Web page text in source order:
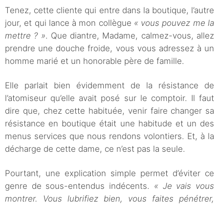
Tenez, cette cliente qui entre dans la boutique, l’autre
jour, et qui lance à mon collègue « vous pouvez me la
mettre ? ». Que diantre, Madame, calmez-vous, allez
prendre une douche froide, vous vous adressez à un
homme marié et un honorable père de famille.
Elle parlait bien évidemment de la résistance de
l’atomiseur qu’elle avait posé sur le comptoir. Il faut
dire que, chez cette habituée, venir faire changer sa
résistance en boutique était une habitude et un des
menus services que nous rendons volontiers. Et, à la
décharge de cette dame, ce n’est pas la seule.
Pourtant, une explication simple permet d’éviter ce
genre de sous-entendus indécents. « Je vais vous
montrer. Vous lubrifiez bien, vous faites pénétrer,